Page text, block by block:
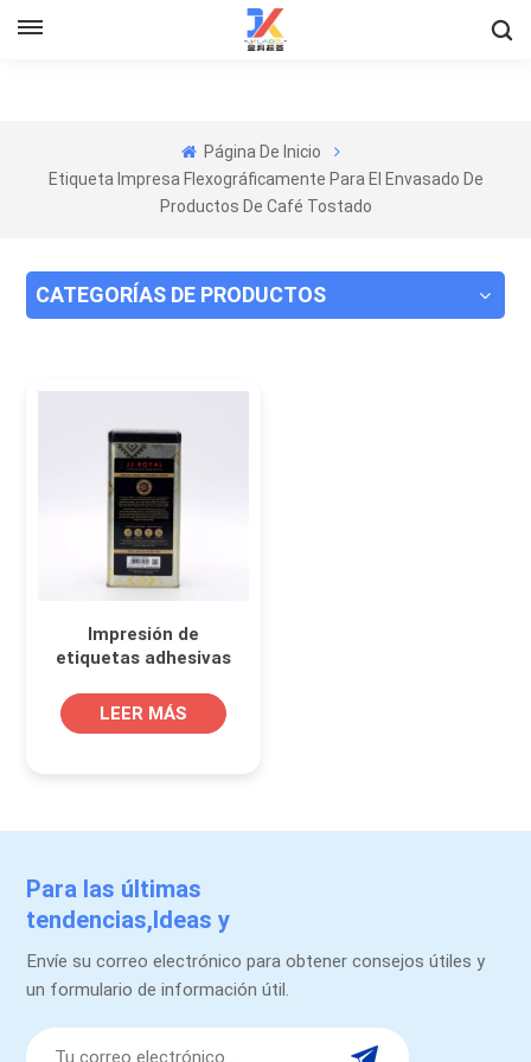
Página De Inicio
Etiqueta Impresa Flexográficamente Para El Envasado De
Productos De Café Tostado
CATEGORÍAS DE PRODUCTOS
Impresión de
etiquetas adhesivas
latas metálicas de
café tostado
LEER MÁS
Para las últimas
tendencias,Ideas y
promociones.
Envíe su correo electrónico para obtener consejos útiles y
un formulario de información útil.